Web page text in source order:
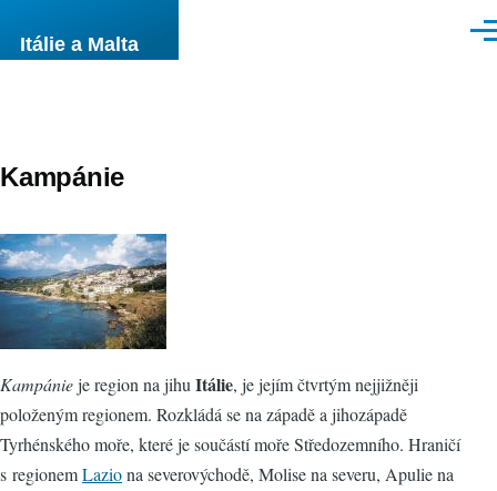
Itálie a Malta
Kampánie
Kampánieje region na jihu Itálie, je jejím čtvrtým nejjižněji
položeným regionem. Rozkládá se na západě a jihozápadě
Tyrhénského moře, které je součástí moře Středozemního. Hraničí
s regionemLaziona severovýchodě, Molise na severu, Apulie na